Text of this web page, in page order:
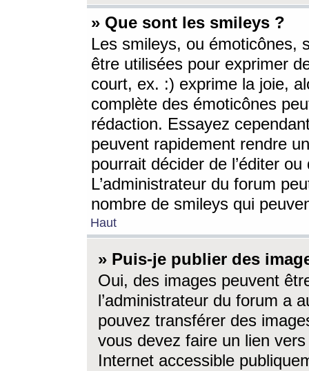
» Que sont les smileys ?
Les smileys, ou émoticônes,
être utilisées pour exprimer
court, ex. :) exprime la joie,
complète des émoticônes
rédaction. Essayez
peuvent rapidement rendre
pourrait décider de l’éditer
L’administrateur du forum
nombre de smileys qui
Haut
» Puis-je publier des
Oui, des images peuvent
l’administrateur du forum a
pouvez transférer des
vous devez faire un lien
Internet accessible